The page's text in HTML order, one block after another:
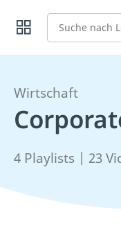
Suche
Wirtschaft
4 Playlists | 23